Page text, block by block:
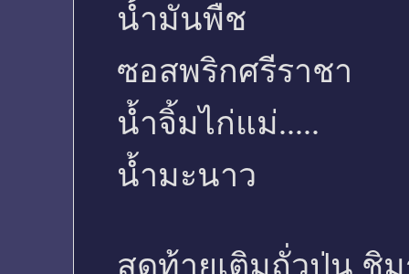
น้ำมันพืช
ซอสพริกศรีราชา
น้ำจิ้มไก่แม่.....
น้ำมะนาว
สุดท้ายเติมถั่วป่น ชิ